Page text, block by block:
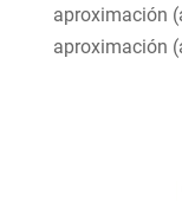
aproximación
aproximación